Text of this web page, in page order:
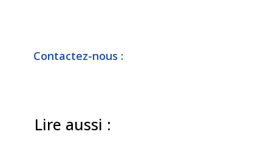
Contactez-nous :
Lire aussi :